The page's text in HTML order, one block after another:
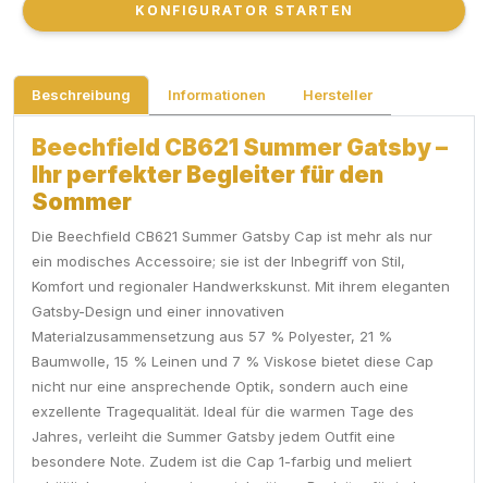
KONFIGURATOR STARTEN
KONFIGURATOR STARTEN
Beschreibung Informationen Hersteller
Beechfield CB621 Summer Gatsby –
Ihr perfekter Begleiter für den
Sommer
Die Beechfield CB621 Summer Gatsby Cap ist mehr als nur
ein modisches Accessoire; sie ist der Inbegriff von Stil,
Komfort und regionaler Handwerkskunst. Mit ihrem eleganten
Gatsby-Design und einer innovativen
Materialzusammensetzung aus 57 % Polyester, 21 %
Baumwolle, 15 % Leinen und 7 % Viskose bietet diese Cap
nicht nur eine ansprechende Optik, sondern auch eine
exzellente Tragequalität. Ideal für die warmen Tage des
Jahres, verleiht die Summer Gatsby jedem Outfit eine
besondere Note. Zudem ist die Cap 1-farbig und meliert